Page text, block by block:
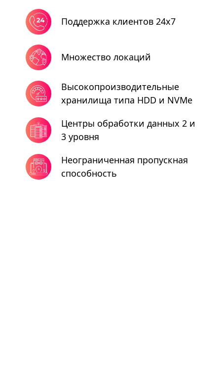
Поддержка клиентов 24x7
Множество локаций
Высокопроизводительные
хранилища типа HDD и NVMe
Центры обработки данных 2 и
3 уровня
Неограниченная пропускная
способность